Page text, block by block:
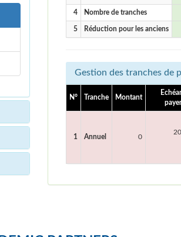
4 Nombre de tranches
5 Réduction pour les anciens
Gestion des tranches de
N° Tranche Montant
1 Annuel 0